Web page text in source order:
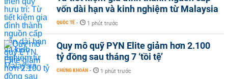
vốn dài hạn và kinh nghiệm từ Malaysia
QUỐC TẾ - 1 phút trước
Quy mô quỹ PYN Elite giảm hơn 2.100
tỷ đồng sau tháng 7 ‘tồi tệ’
CHỨNG KHOÁN - 1 phút trước